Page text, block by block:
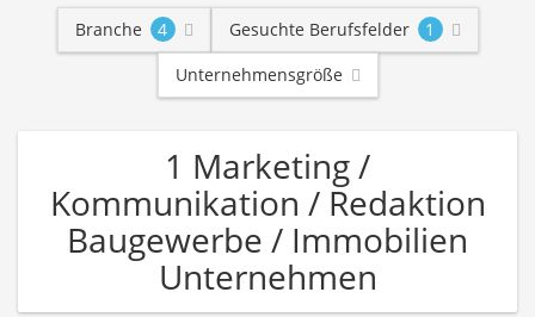
Branche 4 Gesuchte Berufsfelder
1
Unternehmensgröße
1 Marketing /
Kommunikation / Redaktion
Baugewerbe / Immobilien
Unternehmen